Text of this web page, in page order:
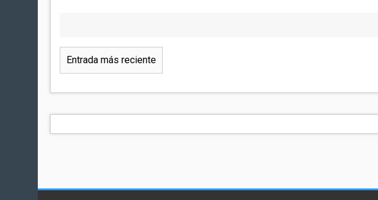
Entrada más reciente